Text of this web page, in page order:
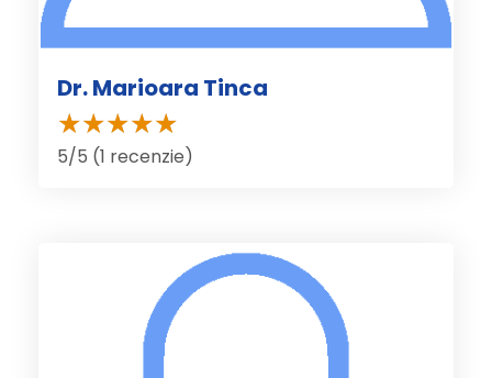
Dr. Marioara Tinca
5/5 (1 recenzie)